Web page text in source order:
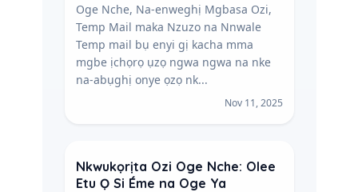
Oge Nche, Na-enweghị Mgbasa Ozi,
Temp Mail maka Nzuzo na Nnwale
Temp mail bụ enyi gị kacha mma
mgbe ịchọrọ ụzọ ngwa ngwa na nke
na-abụghị onye ọzọ nk...
Nov 11, 2025
Nkwukọrịta Ozi Oge Nche: Olee
Etu Ọ Si Éme na Oge Ya